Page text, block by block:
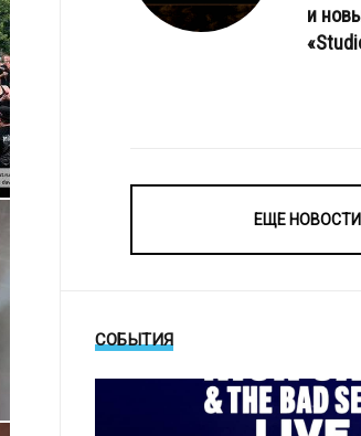
и
ЕЩЕ НОВОСТИ
СОБЫТИЯ